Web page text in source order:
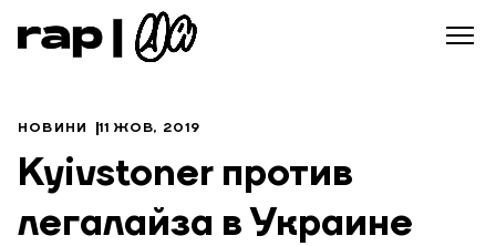
НОВИНИ 11 ЖОВ, 2019
Kyivstoner против
легалайза в Украине